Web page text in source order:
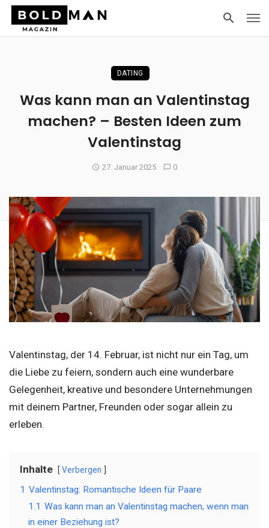
DATING
Was kann man an Valentinstag
machen? – Besten Ideen zum
Valentinstag
27. Januar 2025 0
Valentinstag, der 14. Februar, ist nicht nur ein Tag, um
die Liebe zu feiern, sondern auch eine wunderbare
Gelegenheit, kreative und besondere Unternehmungen
mit deinem Partner, Freunden oder sogar allein zu
erleben.
Inhalte Verbergen
1 Valentinstag: Romantische Ideen für Paare
1.1 Was kann man an Valentinstag machen, wenn man
in einer Beziehung ist?